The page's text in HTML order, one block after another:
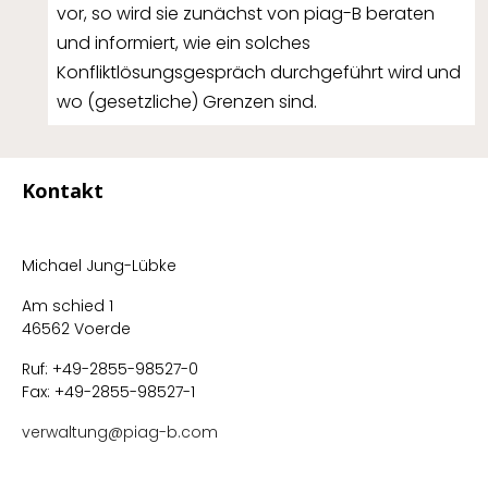
vor, so wird sie zunächst von piag-B beraten
und informiert, wie ein solches
Konfliktlösungsgespräch durchgeführt wird und
wo (gesetzliche) Grenzen sind.
Kontakt
Michael Jung-Lübke
Am schied 1
46562 Voerde
Ruf: +49-2855-98527-0
Fax: +49-2855-98527-1
verwaltung@piag-b.com